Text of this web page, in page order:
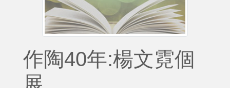
作陶40年:楊文霓個
展